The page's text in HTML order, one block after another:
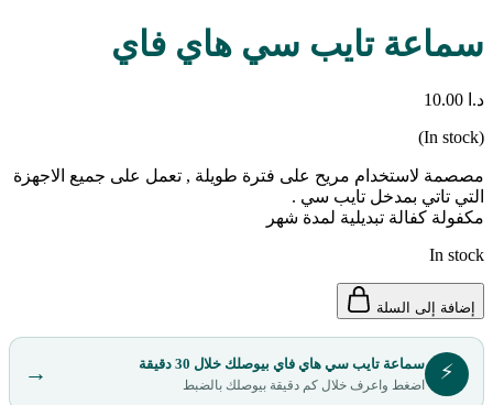
سماعة تايب سي هاي فاي
د.ا
(In stock)
مصصمة لاستخدام مريح على فترة طويلة , تعمل على جميع الاجهزة
التي تاتي بمدخل تايب سي .
مكفولة كفالة تبديلية لمدة شهر
In stock
إضافة إلى السلة
⚡ سماعة تايب سي هاي فاي بيوصلك خلال 30 دقيقة
اضغط واعرف خلال كم دقيقة بيوصلك بالضبط →